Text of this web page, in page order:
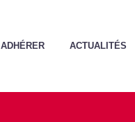
ADHÉRER ACTUALITÉS